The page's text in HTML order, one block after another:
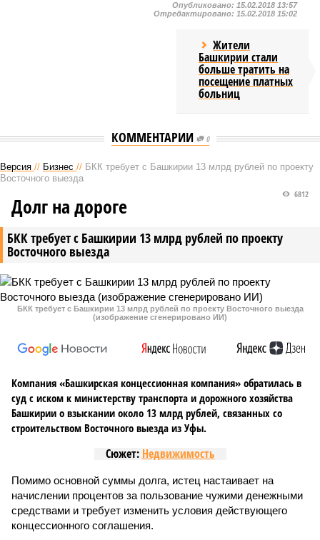
Опубликовано: 15.02.2018 13:57
Отредактировано: 15.02.2018 15:02
Жители
Башкирии стали
больше тратить на
посещение платных
больниц
КОММЕНТАРИИ 0
Версия // Бизнес // БКК требует с Башкирии 13 млрд рублей по проекту
Восточного выезда
БКК требует с Башкирии 13 млрд рублей по проекту
Восточного выезда
6812
Долг на дороге
БКК требует с Башкирии 13 млрд рублей по проекту Восточного выезда
(изображение сгенерировано ИИ)
Компания «Башкирская концессионная компания» обратилась в
суд с иском к министерству транспорта и дорожного хозяйства
Башкирии о взыскании около 13 млрд рублей, связанных со
строительством Восточного выезда из Уфы.
Сюжет: Недвижимость
Помимо основной суммы долга, истец настаивает на
начислении процентов за пользование чужими денежными
средствами и требует изменить условия действующего
концессионного соглашения.